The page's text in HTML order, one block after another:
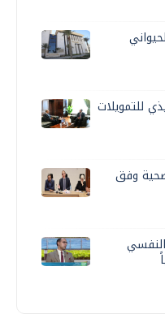
للتمويلات
وفق